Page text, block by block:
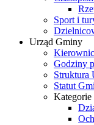
Sport i
Urząd Gminy
Godziny
Struktura
Statut
Kategorie